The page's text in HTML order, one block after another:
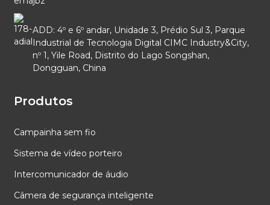
ADD: 4º e 6º andar, Unidade 3, Prédio Sul 3, Parque
Industrial de Tecnologia Digital CIMC Industry&City,
nº 1, Yile Road, Distrito do Lago Songshan,
Dongguan, China
Produtos
Campainha sem fio
Sistema de vídeo porteiro
Intercomunicador de áudio
Câmera de segurança inteligente